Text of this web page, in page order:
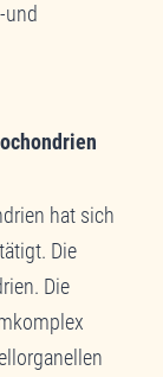
und
hat sich
Die
Die